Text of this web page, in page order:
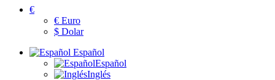
€
€ Euro
$ Dolar
Español
Español
Inglés